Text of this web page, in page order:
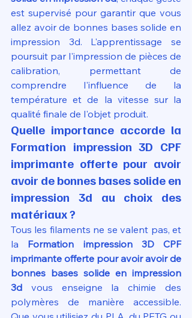
est supervisé pour garantir que vous
allez avoir de bonnes bases solide en
impression 3d. L'apprentissage se
poursuit par l'impression de pièces de
calibration, permettant de
comprendre l'influence de la
température et de la vitesse sur la
qualité finale de l'objet produit.
Quelle importance accorde la
Formation impression 3D CPF
imprimante offerte pour avoir
avoir de bonnes bases solide en
impression 3d au choix des
matériaux ?
Tous les filaments ne se valent pas, et
la Formation impression 3D CPF
imprimante offerte pour avoir avoir de
bonnes bases solide en impression
3d vous enseigne la chimie des
polymères de manière accessible.